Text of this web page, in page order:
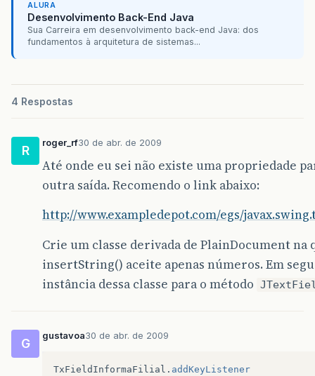
ALURA
Desenvolvimento Back-End Java
Sua Carreira em desenvolvimento back-end Java: dos
fundamentos à arquitetura de sistemas...
4 Respostas
R
roger_rf30 de abr. de 2009
Até onde eu sei não existe uma propriedade
outra saída. Recomendo o link abaixo:
http://www.exampledepot.com/egs/
Crie um classe derivada de PlainDocument na
insertString() aceite apenas números. Em
instância dessa classe para o método
G
gustavoa30 de abr. de 2009
TxFieldInformaFilial . addKeyListener